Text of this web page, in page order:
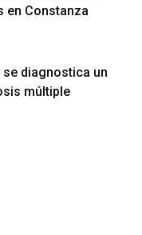
en Constanza
se diagnostica un
múltiple